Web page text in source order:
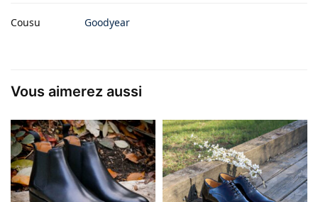
Cousu Goodyear
Vous aimerez aussi